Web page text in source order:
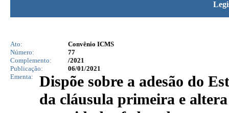
Ato:
Convênio ICMS
Número:
77
Complemento:
/2021
Publicação:
06/01/2021
Ementa:
Dispõe sobre a adesão do
da cláusula primeira e